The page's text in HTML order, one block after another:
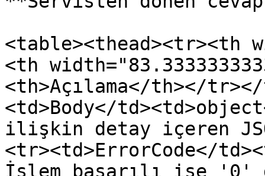
<table><thead><tr><th
<th
<th>Açılama</th></
<td>Body</
ilişkin detay içeren
<tr><td>ErrorCode</
İşlem başarılı ise '0'